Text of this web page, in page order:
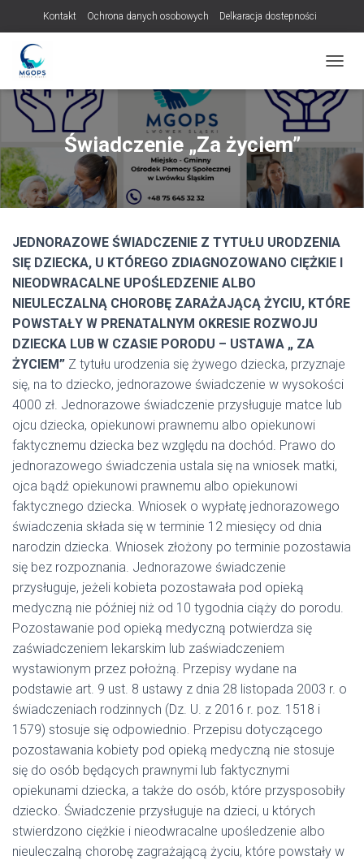
Kontakt Ochrona danych osobowych Delkaracja dostepności
Świadczenie „Za życiem”
JEDNORAZOWE ŚWIADCZENIE Z TYTUŁU URODZENIA
SIĘ DZIECKA, U KTÓREGO ZDIAGNOZOWANO CIĘŻKIE I
NIEODWRACALNE UPOŚLEDZENIE ALBO
NIEULECZALNĄ CHOROBĘ ZARAŻAJĄCĄ ŻYCIU, KTÓRE
POWSTAŁY W PRENATALNYM OKRESIE ROZWOJU
DZIECKA LUB W CZASIE PORODU – USTAWA „ ZA
ŻYCIEM” Z tytułu urodzenia się żywego dziecka, przyznaje
się, na to dziecko, jednorazowe świadczenie w wysokości
4000 zł. Jednorazowe świadczenie przysługuje matce lub
ojcu dziecka, opiekunowi prawnemu albo opiekunowi
faktycznemu dziecka bez względu na dochód. Prawo do
jednorazowego świadczenia ustala się na wniosek matki,
ojca bądź opiekunowi prawnemu albo opiekunowi
faktycznego dziecka. Wniosek o wypłatę jednorazowego
świadczenia składa się w terminie 12 miesięcy od dnia
narodzin dziecka. Wniosek złożony po terminie pozostawia
się bez rozpoznania. Jednorazowe świadczenie
przysługuje, jeżeli kobieta pozostawała pod opieką
medyczną nie później niż od 10 tygodnia ciąży do porodu.
Pozostawanie pod opieką medyczną potwierdza się
zaświadczeniem lekarskim lub zaświadczeniem
wystawionym przez położną. Przepisy wydane na
podstawie art. 9 ust. 8 ustawy z dnia 28 listopada 2003 r. o
świadczeniach rodzinnych (Dz. U. z 2016 r. poz. 1518 i
1579) stosuje się odpowiednio. Przepisu dotyczącego
pozostawania kobiety pod opieką medyczną nie stosuje
się do osób będących prawnymi lub faktycznymi
opiekunami dziecka, a także do osób, które przysposobiły
dziecko. Świadczenie przysługuje na dzieci, u których
stwierdzono ciężkie i nieodwracalne upośledzenie albo
nieuleczalną chorobę zagrażającą życiu, które powstały w